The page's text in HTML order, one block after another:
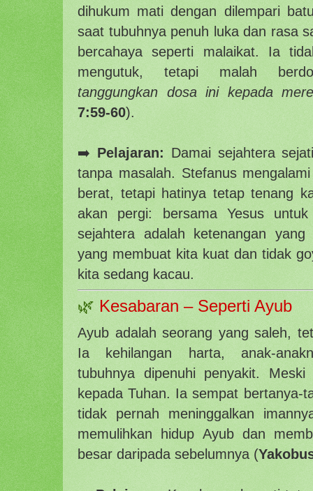
dihukum mati dengan dilempari
saat tubuhnya penuh luka dan rasa
bercahaya seperti malaikat. Ia
mengutuk, tetapi malah
tanggungkan dosa ini kepada
7:59-60).
➡️ Pelajaran: Damai sejahtera
tanpa masalah. Stefanus
berat, tetapi hatinya tetap tenang
akan pergi: bersama Yesus untuk
sejahtera adalah ketenangan
yang membuat kita kuat dan tidak
kita sedang kacau.
🌿 Kesabaran – Seperti Ayub
Ayub adalah seorang yang saleh,
Ia kehilangan harta, anak-
tubuhnya dipenuhi penyakit.
kepada Tuhan. Ia sempat bertanya-
tidak pernah meninggalkan
memulihkan hidup Ayub dan
besar daripada sebelumnya (